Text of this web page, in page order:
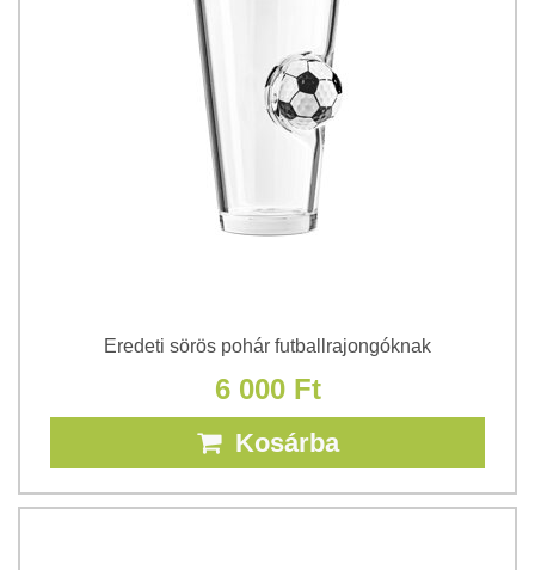
Eredeti sörös pohár futballrajongóknak
6 000 Ft
Kosárba